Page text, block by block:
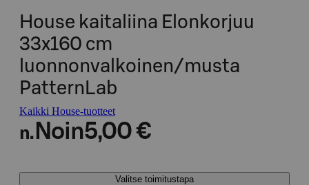
House kaitaliina Elonkorjuu
33x160 cm
luonnonvalkoinen/musta
PatternLab
Kaikki House-tuotteet
n. Noin5,00 €
Valitse toimitustapa